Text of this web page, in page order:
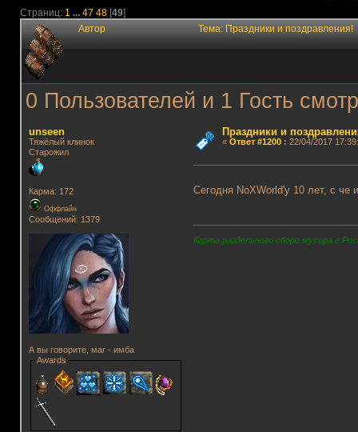
Страниц: 1 ... 47 48[49]
Автор Тема: Праздники и
0 Пользователей и 1 Гость
unseen
Тяжёлый клинок
Старожил
Карма: 172
Оффлайн
Сообщений: 1379
А вы говорите, маг - имба
Awards
Праздники и
« Ответ #1200: 22/04/2017
Сегодня NoXWorld'у 10 лет, с
Карта раздельного сбора мусора в